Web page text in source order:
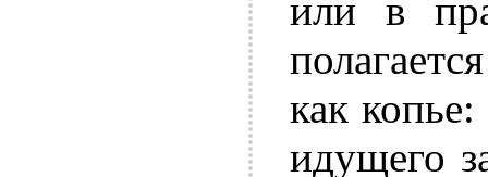
или в
как
идущего